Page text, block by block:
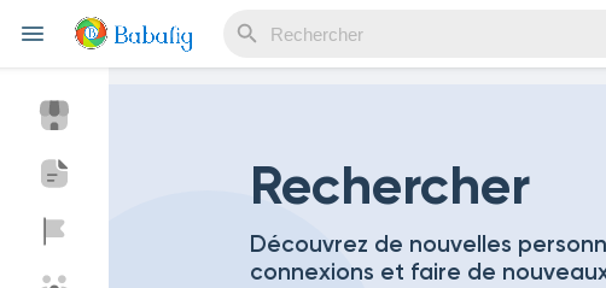
Découvrir Evènements Mes événements
Rechercher
Découvrez de nouvelles
connexions et faire de